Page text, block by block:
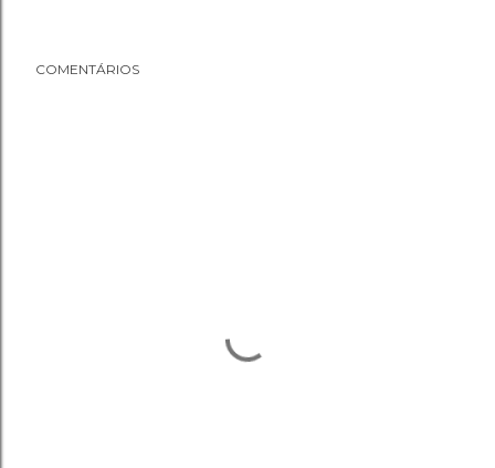
COMENTÁRIOS